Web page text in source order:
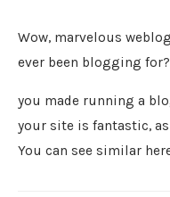
Wow, marvelous
ever been blogging for?
you made running a
your site is fantastic,
You can see similar